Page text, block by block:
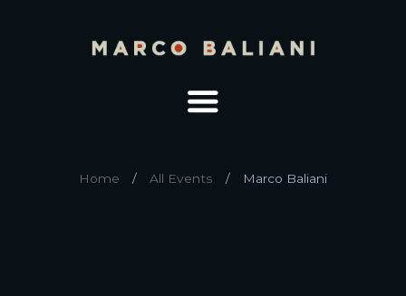
Home All Events Marco Baliani